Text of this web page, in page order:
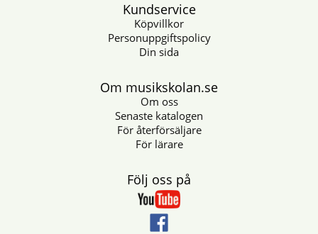
Kundservice
Köpvillkor
Personuppgiftspolicy
Din sida
Om musikskolan.se
Om oss
Senaste katalogen
För återförsäljare
För lärare
Följ oss på